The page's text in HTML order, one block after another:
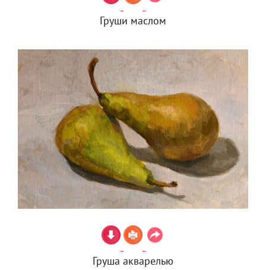
Груши маслом
Груша акварелью